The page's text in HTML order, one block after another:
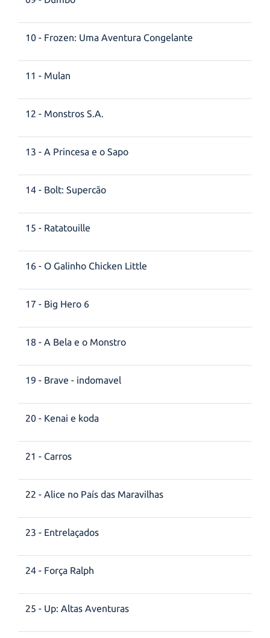
10 - Frozen: Uma Aventura Congelante
11 - Mulan
12 - Monstros S.A.
13 - A Princesa e o Sapo
14 - Bolt: Supercão
15 - Ratatouille
16 - O Galinho Chicken Little
17 - Big Hero 6
18 - A Bela e o Monstro
19 - Brave - indomavel
20 - Kenai e koda
21 - Carros
22 - Alice no País das Maravilhas
23 - Entrelaçados
24 - Força Ralph
25 - Up: Altas Aventuras